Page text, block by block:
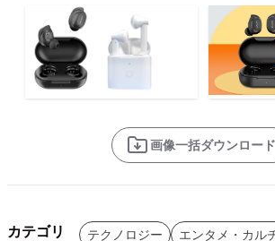
画像一括ダウンロード
カテゴリ テクノロジー エンタメ・カル